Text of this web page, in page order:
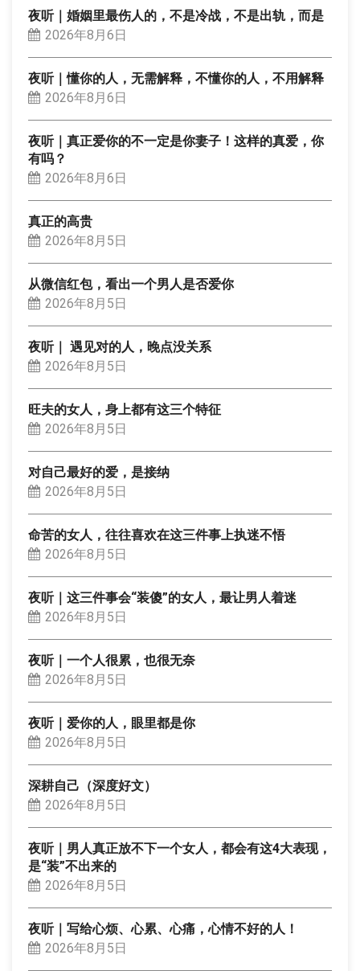
夜听｜婚姻里最伤人的，不是冷战，不是出轨，而是
2026年8月6日
夜听｜懂你的人，无需解释，不懂你的人，不用解释
2026年8月6日
夜听｜真正爱你的不一定是你妻子！这样的真爱，你
有吗？
2026年8月6日
真正的高贵
2026年8月5日
从微信红包，看出一个男人是否爱你
2026年8月5日
夜听｜ 遇见对的人，晚点没关系
2026年8月5日
旺夫的女人，身上都有这三个特征
2026年8月5日
对自己最好的爱，是接纳
2026年8月5日
命苦的女人，往往喜欢在这三件事上执迷不悟
2026年8月5日
夜听｜这三件事会“装傻”的女人，最让男人着迷
2026年8月5日
夜听｜一个人很累，也很无奈
2026年8月5日
夜听｜爱你的人，眼里都是你
2026年8月5日
深耕自己（深度好文）
2026年8月5日
夜听｜男人真正放不下一个女人，都会有这4大表现，
是“装”不出来的
2026年8月5日
夜听｜写给心烦、心累、心痛，心情不好的人！
2026年8月5日